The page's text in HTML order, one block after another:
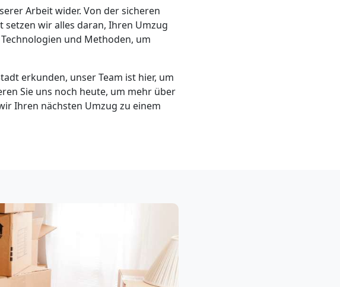
Arbeit wider. Von der sicheren
wir alles daran, Ihren Umzug
und Methoden, um
erkunden, unser Team ist hier, um
Sie uns noch heute, um mehr über
Ihren nächsten Umzug zu einem